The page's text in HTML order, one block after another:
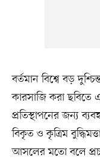
বর্তমান বিশ্বে বড়
কারসাজি করা ছবিতে
প্রতিস্থাপনের জন্য
বিকৃত ও কৃত্রিম
আসলের মতো বলে